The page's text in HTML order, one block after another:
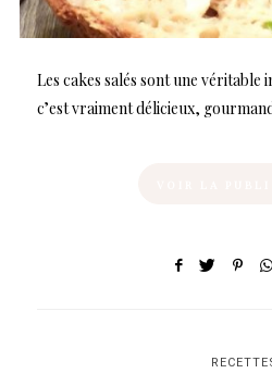
Les cakes salés sont une
c’est vraiment délicieux,